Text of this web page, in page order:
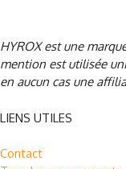
HYROX est une
mention est utilisée
en aucun cas une
LIENS UTILES
Contact